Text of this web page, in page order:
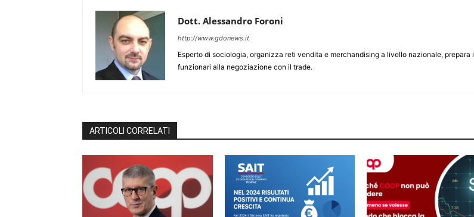
Dott. Alessandro Foroni
http://www.gdonews.it
Esperto di sociologia, organizza reti vendita e merchandising a livello nazionale, prepara i
funzionari alla negoziazione con il trade.
ARTICOLI CORRELATI